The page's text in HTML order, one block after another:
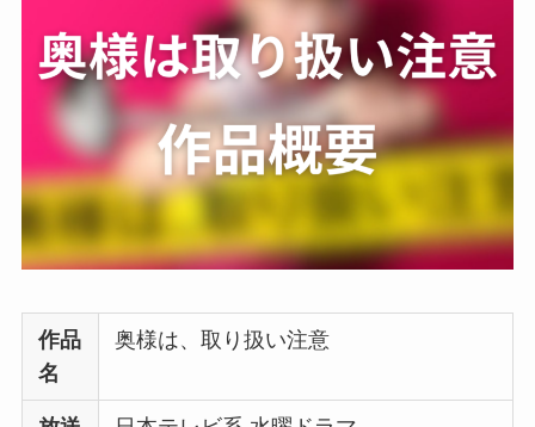
作品
名
奥様は、取り扱い注意